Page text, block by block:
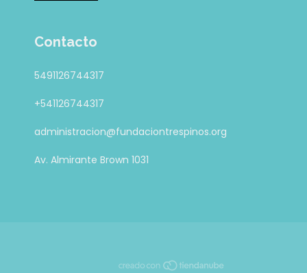
Contacto
5491126744317
+541126744317
administracion@fundaciontrespinos.org
Av. Almirante Brown 1031